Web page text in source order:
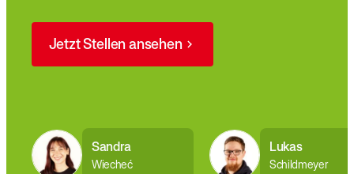
Jetzt Stellen ansehen
Sandra
Wiecheć
Lukas
Schildmeyer